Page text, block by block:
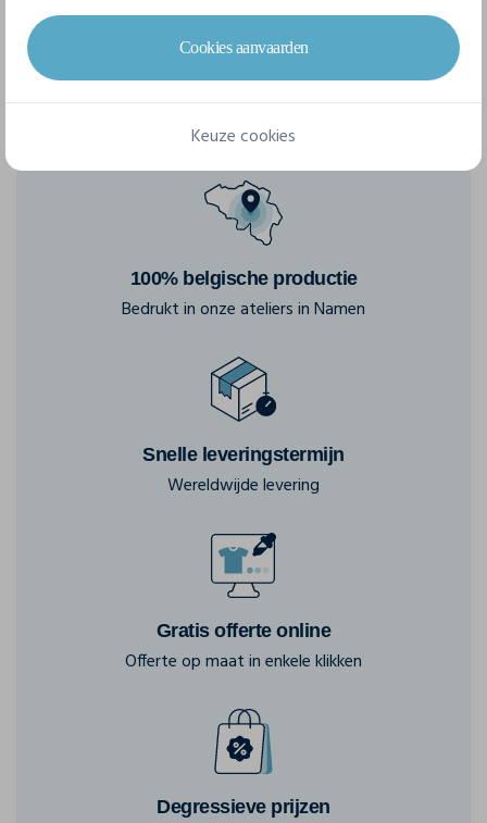
100% belgische productie
Bedrukt in onze ateliers in Namen
Snelle leveringstermijn
Wereldwijde levering
Gratis offerte online
Offerte op maat in enkele klikken
Degressieve prijzen
Cookies aanvaarden
Keuze cookies